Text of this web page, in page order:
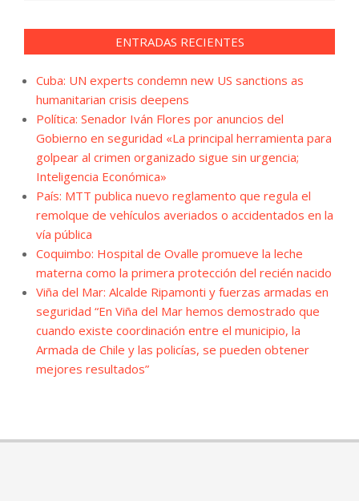
ENTRADAS RECIENTES
Cuba: UN experts condemn new US sanctions as
humanitarian crisis deepens
Política: Senador Iván Flores por anuncios del
Gobierno en seguridad «La principal herramienta para
golpear al crimen organizado sigue sin urgencia;
Inteligencia Económica»
País: MTT publica nuevo reglamento que regula el
remolque de vehículos averiados o accidentados en la
vía pública
Coquimbo: Hospital de Ovalle promueve la leche
materna como la primera protección del recién nacido
Viña del Mar: Alcalde Ripamonti y fuerzas armadas en
seguridad “En Viña del Mar hemos demostrado que
cuando existe coordinación entre el municipio, la
Armada de Chile y las policías, se pueden obtener
mejores resultados”